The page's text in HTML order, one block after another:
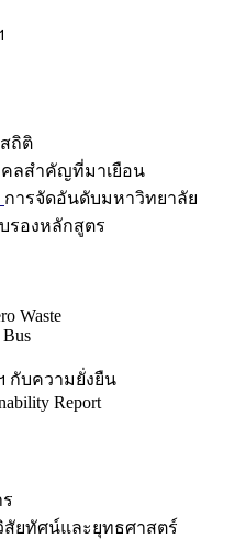
ถิติ
ลสำคัญที่มาเยือน
การจัดอันดับมหาวิทยาลัย
รองหลักสูตร
Waste
กับความยั่งยืน
Report
สัยทัศน์และยุทธศาสตร์